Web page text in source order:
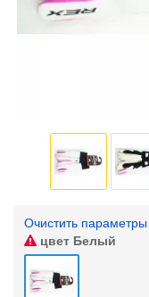
Очистить параметры
цвет Белый